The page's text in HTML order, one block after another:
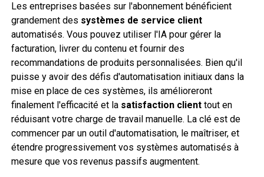
Les entreprises basées sur l'abonnement bénéficient
grandement des systèmes de service client
automatisés. Vous pouvez utiliser l'IA pour gérer la
facturation, livrer du contenu et fournir des
recommandations de produits personnalisées. Bien qu'il
puisse y avoir des défis d'automatisation initiaux dans la
mise en place de ces systèmes, ils amélioreront
finalement l'efficacité et la satisfaction clienttout en
réduisant votre charge de travail manuelle. La clé est de
commencer par un outil d'automatisation, le maîtriser, et
étendre progressivement vos systèmes automatisés à
mesure que vos revenus passifs augmentent.